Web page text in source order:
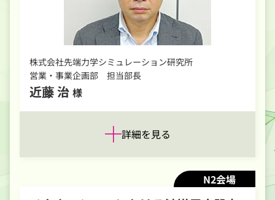
株式会社先端力学シミュレーション研究所
営業・事業企画部 担当部長
近藤 治 様
詳細を見る
N2会場